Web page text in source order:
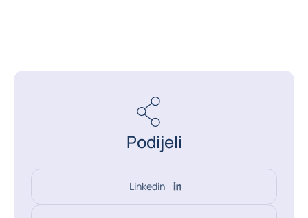
Podijeli
Linkedin